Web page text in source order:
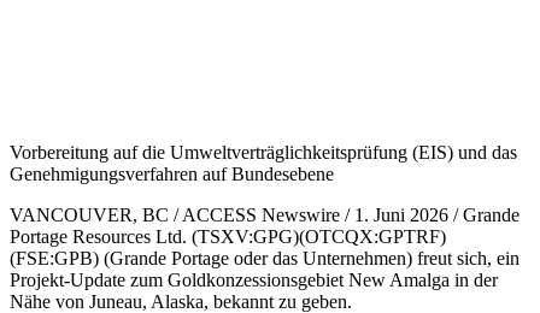
Vorbereitung auf die Umweltverträglichkeitsprüfung (EIS) und das
Genehmigungsverfahren auf Bundesebene
VANCOUVER, BC / ACCESS Newswire / 1. Juni 2026 / Grande
Portage Resources Ltd. (TSXV:GPG)(OTCQX:GPTRF)
(FSE:GPB) (Grande Portage oder das Unternehmen) freut sich, ein
Projekt-Update zum Goldkonzessionsgebiet New Amalga in der
Nähe von Juneau, Alaska, bekannt zu geben.